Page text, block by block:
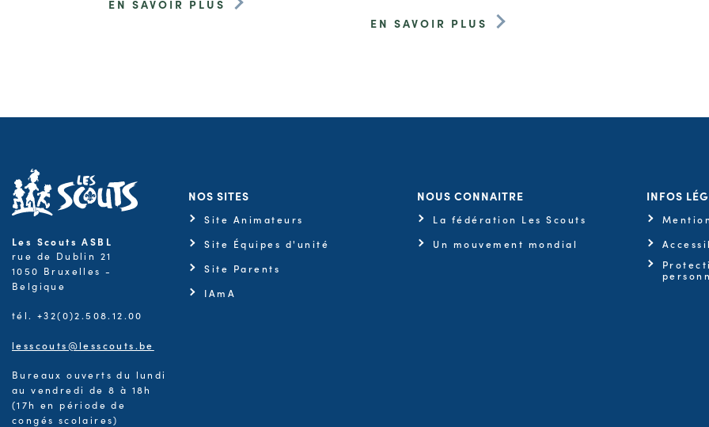
EN SAVOIR PLUS
EN SAVOIR PLUS
Les Scouts ASBL
rue de Dublin 21
1050 Bruxelles -
Belgique
tél. +32(0)2.508.12.00
lesscouts@lesscouts.be
Bureaux ouverts du lundi
au vendredi de 8 à 18h
(17h en période de
congés scolaires)
NOS SITES
Site Animateurs
Site Équipes d'unité
Site Parents
IAmA
NOUS CONNAITRE
La fédération Les Scouts
Un mouvement mondial
INFOS